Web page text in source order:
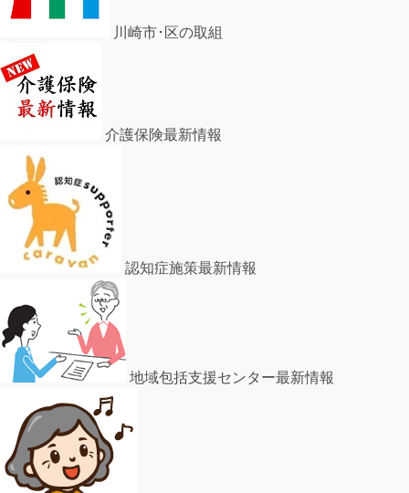
川崎市･区の取組
介護保険最新情報
認知症施策最新情報
地域包括支援センター最新情報